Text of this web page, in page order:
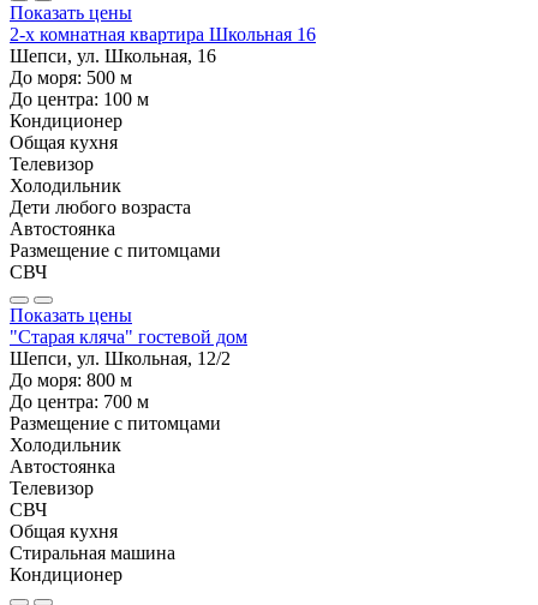
Показать цены
2-х комнатная квартира Школьная 16
Шепси, ул. Школьная, 16
До моря: 500 м
До центра: 100 м
Кондиционер
Общая кухня
Телевизор
Холодильник
Дети любого возраста
Автостоянка
Размещение с питомцами
СВЧ
Показать цены
"Старая кляча" гостевой дом
Шепси, ул. Школьная, 12/2
До моря: 800 м
До центра: 700 м
Размещение с питомцами
Холодильник
Автостоянка
Телевизор
СВЧ
Общая кухня
Стиральная машина
Кондиционер